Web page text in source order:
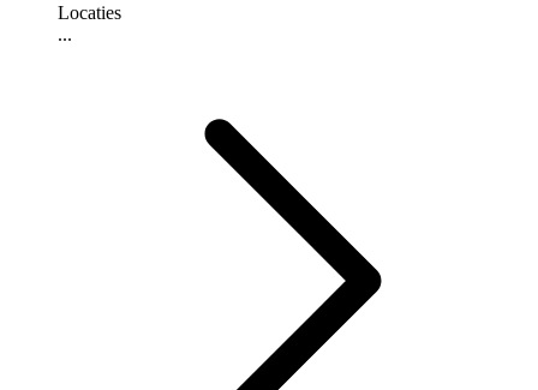
Locaties
...